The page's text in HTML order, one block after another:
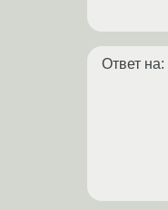
Ответ на: